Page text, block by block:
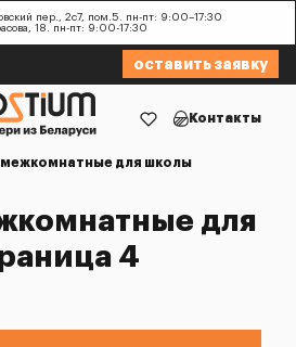
пер., 2с7, пом.5. пн-пт: 9:00–17:30
18. пн-пт: 9:00-17:30
оставить заявку
Контакты
межкомнатные для школы
для
4